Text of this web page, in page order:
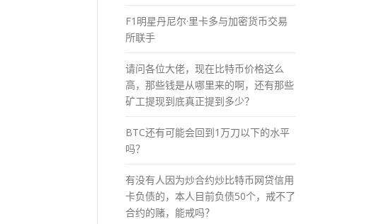
F1明星丹尼尔·里卡多与加密货币交易
所联手
请问各位大佬，现在比特币价格这么
高，那些钱是从哪里来的啊，还有那些
矿工提现到底真正提到多少？
BTC还有可能会回到1万刀以下的水平
吗？
有没有人因为炒合约炒比特币网贷信用
卡负债的，本人目前负债50个，戒不了
合约的赌，能戒吗？